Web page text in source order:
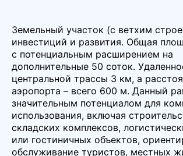
Земельный участок (с ветхим
инвестиций и развития. Общая
с потенциальным расширением на
дополнительные 50 соток.
центральной трассы 3 км, а
аэропорта – всего 600 м. Данный
значительным потенциалом для
использования, включая
складских комплексов,
или гостиничных объектов,
обслуживание туристов, местных